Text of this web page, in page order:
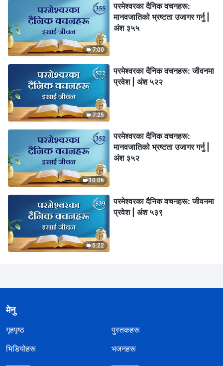
7:00
परमेश्‍वरका दैनिक वचनहरू:
मानवजातिको भ्रष्टता उजागर गर्नु |
अंश ३५५
7:25
परमेश्‍वरका दैनिक वचनहरू: जीवनमा
प्रवेश | अंश ५२२
10:06
परमेश्‍वरका दैनिक वचनहरू:
मानवजातिको भ्रष्टता उजागर गर्नु |
अंश ३५२
5:22
परमेश्‍वरका दैनिक वचनहरू: जीवनमा
प्रवेश | अंश ५३९
मेनु
गृहपृष्ठ
पुस्तकहरू
भिडियोहरू
भजनहरू